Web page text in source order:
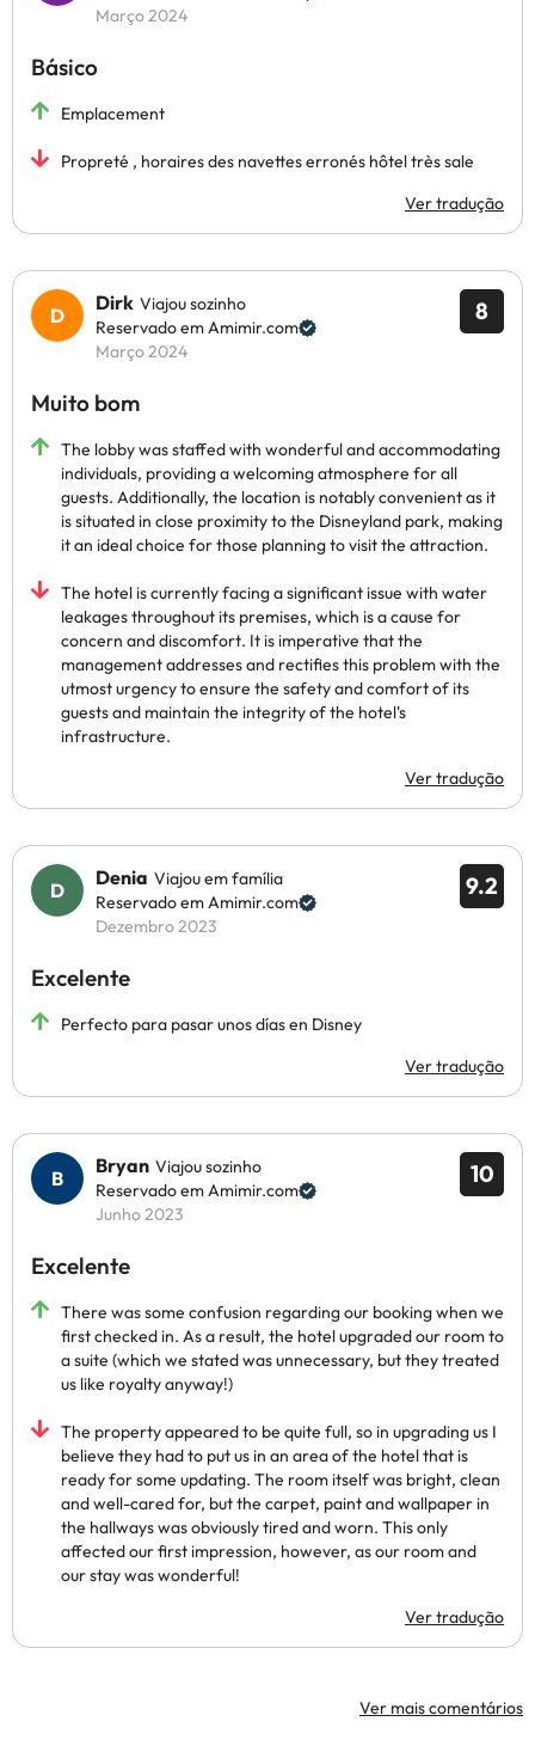
Março 2024
Básico
Emplacement
Propreté , horaires des navettes erronés hôtel très sale
Ver tradução
8
Dirk Viajou sozinho
Reservado em Amimir.com
Março 2024
Muito bom
The lobby was staffed with wonderful and accommodating
individuals, providing a welcoming atmosphere for all
guests. Additionally, the location is notably convenient as it
is situated in close proximity to the Disneyland park, making
it an ideal choice for those planning to visit the attraction.
The hotel is currently facing a significant issue with water
leakages throughout its premises, which is a cause for
concern and discomfort. It is imperative that the
management addresses and rectifies this problem with the
utmost urgency to ensure the safety and comfort of its
guests and maintain the integrity of the hotel's
infrastructure.
Ver tradução
9.2
Denia Viajou em família
Reservado em Amimir.com
Dezembro 2023
Excelente
Perfecto para pasar unos días en Disney
Ver tradução
10
Bryan Viajou sozinho
Reservado em Amimir.com
Junho 2023
Excelente
There was some confusion regarding our booking when we
first checked in. As a result, the hotel upgraded our room to
a suite (which we stated was unnecessary, but they treated
us like royalty anyway!)
The property appeared to be quite full, so in upgrading us I
believe they had to put us in an area of the hotel that is
ready for some updating. The room itself was bright, clean
and well-cared for, but the carpet, paint and wallpaper in
the hallways was obviously tired and worn. This only
affected our first impression, however, as our room and
our stay was wonderful!
Ver tradução
Ver mais comentários